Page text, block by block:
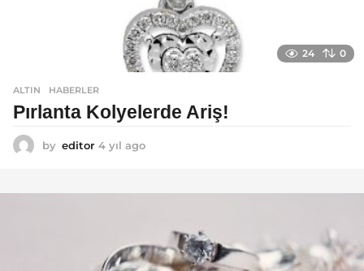
24 0
ALTIN ,HABERLER
Pırlanta Kolyelerde Ariş!
by editor 4 yıl ago
l